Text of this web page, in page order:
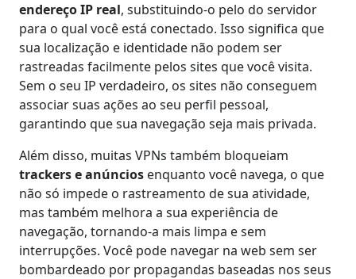
endereço IP real, substituindo-o pelo do servidor
para o qual você está conectado. Isso significa que
sua localização e identidade não podem ser
rastreadas facilmente pelos sites que você visita.
Sem o seu IP verdadeiro, os sites não conseguem
associar suas ações ao seu perfil pessoal,
garantindo que sua navegação seja mais privada.
Além disso, muitas VPNs também bloqueiam
trackers e anúncios enquanto você navega, o que
não só impede o rastreamento de sua atividade,
mas também melhora a sua experiência de
navegação, tornando-a mais limpa e sem
interrupções. Você pode navegar na web sem ser
bombardeado por propagandas baseadas nos seus